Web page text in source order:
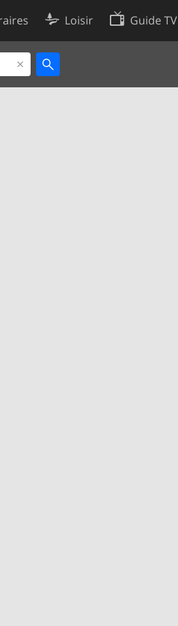
Loisir Guide TV
Politique en matière de cookies
Préférences de cookies